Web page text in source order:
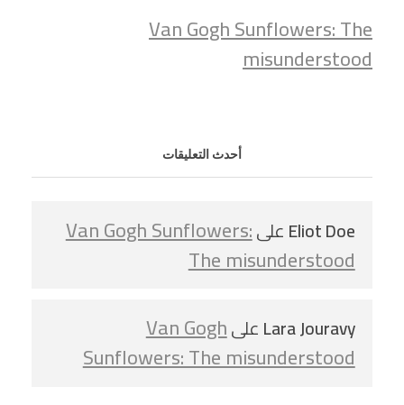
Van Gogh Sunflowers: The
misunderstood
أحدث التعليقات
Eliot DoeعلىVan Gogh Sunflowers:
The misunderstood
Lara JouravyعلىVan Gogh
Sunflowers: The misunderstood